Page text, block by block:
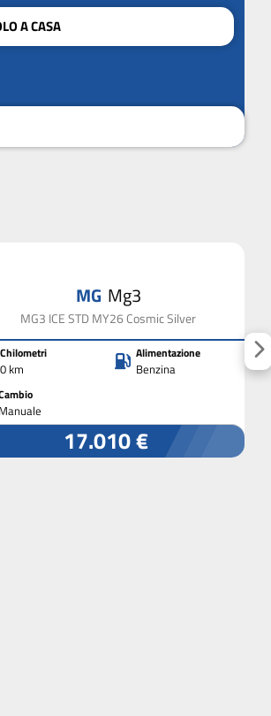
A CASA
MG Mg3
MG3 ICE STD MY26 Cosmic Silver
Chilometri
0 km
Alimentazione
Benzina
Manuale
17.010 €